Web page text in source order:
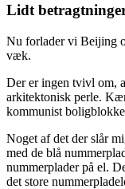
Lidt
Nu forlader vi Beijing
væk.
Der er ingen tvivl om,
arkitektonisk perle.
kommunist
Noget af det der slår
med de blå
nummerplader på el.
det store